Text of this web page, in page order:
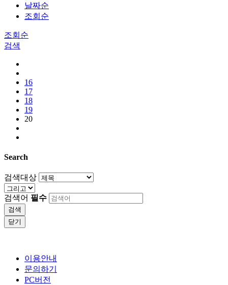
날짜순
조회순
조회순
검색
16
17
18
19
20
Search
검색대상
검색어 필수
검색
닫기
이용안내
문의하기
PC버전